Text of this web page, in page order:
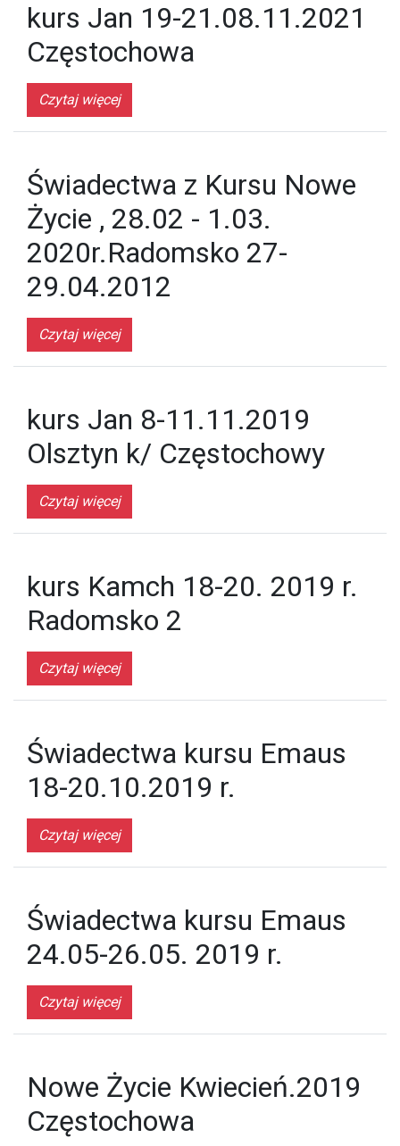
kurs Jan 19-21.08.11.2021
Częstochowa
Czytaj więcej
Świadectwa z Kursu Nowe
Życie , 28.02 - 1.03.
2020r.Radomsko 27-
29.04.2012
Czytaj więcej
kurs Jan 8-11.11.2019
Olsztyn k/ Częstochowy
Czytaj więcej
kurs Kamch 18-20. 2019 r.
Radomsko 2
Czytaj więcej
Świadectwa kursu Emaus
18-20.10.2019 r.
Czytaj więcej
Świadectwa kursu Emaus
24.05-26.05. 2019 r.
Czytaj więcej
Nowe Życie Kwiecień.2019
Częstochowa